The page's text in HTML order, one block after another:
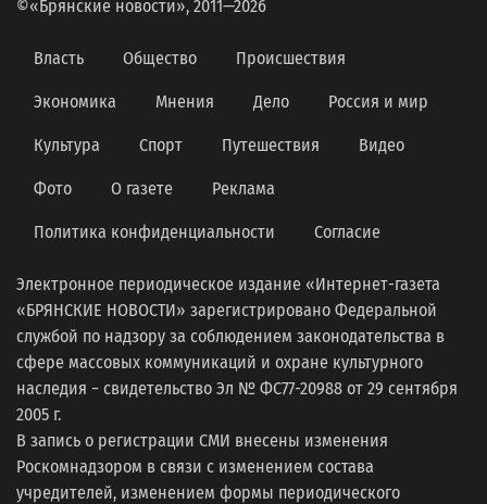
©«Брянские новости», 2011—2026
Власть Общество Происшествия
Экономика Мнения Дело Россия и мир
Культура Спорт Путешествия Видео
Фото О газете Реклама
Политика конфиденциальности Согласие
Электронное периодическое издание «Интернет-газета
«БРЯНСКИЕ НОВОСТИ» зарегистрировано Федеральной
службой по надзору за соблюдением законодательства в
сфере массовых коммуникаций и охране культурного
наследия − свидетельство Эл № ФС77-20988 от 29 сентября
2005 г.
В запись о регистрации СМИ внесены изменения
Роскомнадзором в связи с изменением состава
учредителей, изменением формы периодического